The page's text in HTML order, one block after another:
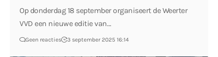
Op donderdag 18 september organiseert de Weerter
VVD een nieuwe editie van…
Geen reacties 3 september 2025 16:14